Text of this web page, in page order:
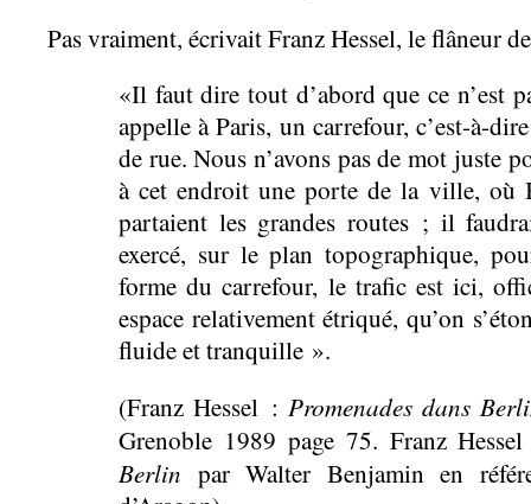
Pas vraiment, écrivait Franz Hessel, le flâneur
«Il faut dire tout d’abord que ce n’est
appelle à Paris, un carrefour, c’est-à-
de rue. Nous n’avons pas de mot juste
à cet endroit une porte de la ville, où
partaient les grandes routes ; il
exercé, sur le plan topographique,
forme du carrefour, le trafic est ici,
espace relativement étriqué, qu’on
fluide et tranquille ».
(Franz Hessel : Promenades dans
Grenoble 1989 page 75. Franz
Berlin par Walter Benjamin en